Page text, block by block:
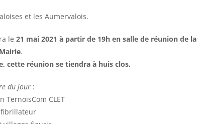
et les Aumervalois.
le21 mai 2021 à partir de 19h en salle de réunion de la
Mairie.
cette réunion se tiendra à huis clos.
du jour :
TernoisCom CLET